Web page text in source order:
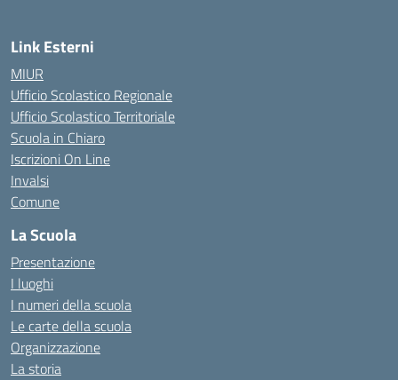
Link Esterni
MIUR
Ufficio Scolastico Regionale
Ufficio Scolastico Territoriale
Scuola in Chiaro
Iscrizioni On Line
Invalsi
Comune
La Scuola
Presentazione
I luoghi
I numeri della scuola
Le carte della scuola
Organizzazione
La storia